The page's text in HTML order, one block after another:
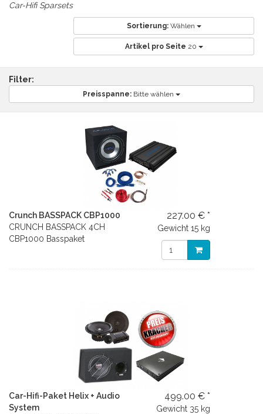
Car-Hifi Sparsets
Sortierung: Wählen
Artikel pro Seite 20
Filter:
Preisspanne: Bitte wählen
Crunch BASSPACK CBP1000
CRUNCH BASSPACK 4CH
CBP1000 Basspaket
227.00 € *
Gewicht 15 kg
Car-Hifi-Paket Helix + Audio
System
499.00 € *
Gewicht 35 kg